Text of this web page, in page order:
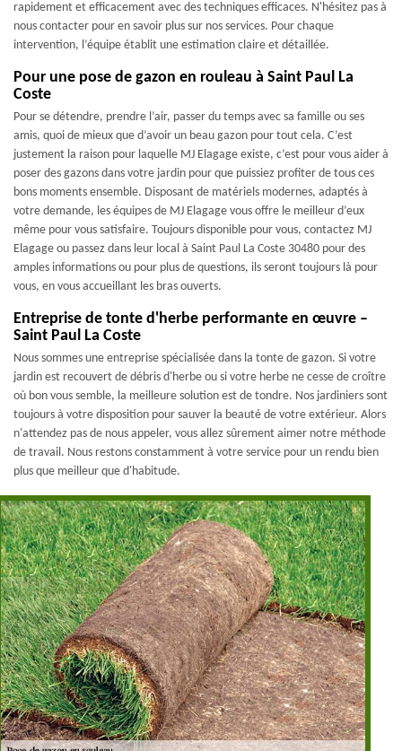
rapidement et efficacement avec des techniques efficaces. N'hésitez pas à
nous contacter pour en savoir plus sur nos services. Pour chaque
intervention, l’équipe établit une estimation claire et détaillée.
Pour une pose de gazon en rouleau à Saint Paul La
Coste
Pour se détendre, prendre l’air, passer du temps avec sa famille ou ses
amis, quoi de mieux que d’avoir un beau gazon pour tout cela. C’est
justement la raison pour laquelle MJ Elagage existe, c’est pour vous aider à
poser des gazons dans votre jardin pour que puissiez profiter de tous ces
bons moments ensemble. Disposant de matériels modernes, adaptés à
votre demande, les équipes de MJ Elagage vous offre le meilleur d’eux
même pour vous satisfaire. Toujours disponible pour vous, contactez MJ
Elagage ou passez dans leur local à Saint Paul La Coste 30480 pour des
amples informations ou pour plus de questions, ils seront toujours là pour
vous, en vous accueillant les bras ouverts.
Entreprise de tonte d'herbe performante en œuvre –
Saint Paul La Coste
Nous sommes une entreprise spécialisée dans la tonte de gazon. Si votre
jardin est recouvert de débris d'herbe ou si votre herbe ne cesse de croître
où bon vous semble, la meilleure solution est de tondre. Nos jardiniers sont
toujours à votre disposition pour sauver la beauté de votre extérieur. Alors
n'attendez pas de nous appeler, vous allez sûrement aimer notre méthode
de travail. Nous restons constamment à votre service pour un rendu bien
plus que meilleur que d'habitude.